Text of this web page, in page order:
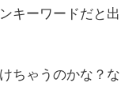
キーワードだと出
ちゃうのかな？な